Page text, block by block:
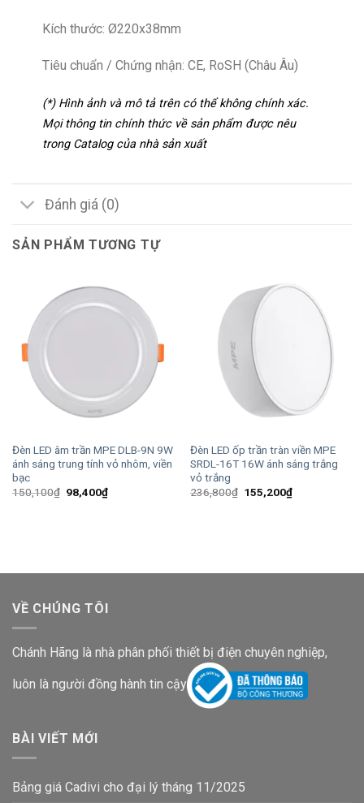
Kích thước: Ø220x38mm
Tiêu chuẩn / Chứng nhận: CE, RoSH (Châu Âu)
(*) Hình ảnh và mô tả trên có thể không chính xác.
Mọi thông tin chính thức về sản phẩm được nêu
trong Catalog của nhà sản xuất
Đánh giá (0)
SẢN PHẨM TƯƠNG TỰ
Đèn LED âm trần MPE DLB-9N 9W
ánh sáng trung tính vỏ nhôm, viền
bạc
150,100₫ Giá
gốc
98,400₫Giá
hiện
Đèn LED ốp trần tràn viền MPE
SRDL-16T 16W ánh sáng trắng
vỏ trắng
236,800₫ Giá
155,200₫Giá
hiện
VỀ CHÚNG TÔI
Chánh Hãng là nhà phân phối thiết bị điện chuyên nghiệp,
luôn là người đồng hành tin cậy
BÀI VIẾT MỚI
Bảng giá Cadivi cho đại lý tháng 11/2025